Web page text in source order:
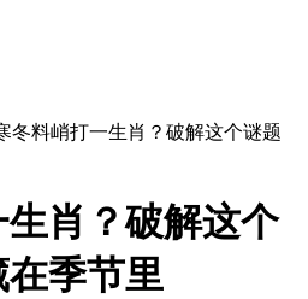
冬料峭打一生肖？破解这个谜题
肖？破解这个
季节里